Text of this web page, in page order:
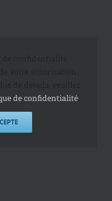
de confidentialité